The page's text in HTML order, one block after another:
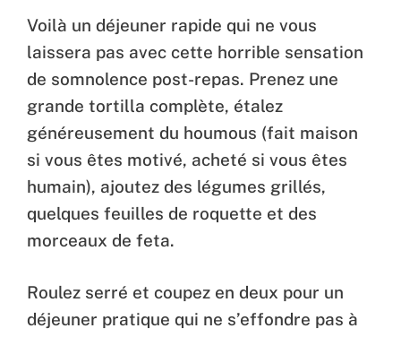
Voilà un déjeuner rapide qui ne vous
laissera pas avec cette horrible sensation
de somnolence post-repas. Prenez une
grande tortilla complète, étalez
généreusement du houmous (fait maison
si vous êtes motivé, acheté si vous êtes
humain), ajoutez des légumes grillés,
quelques feuilles de roquette et des
morceaux de feta.
Roulez serré et coupez en deux pour un
déjeuner pratique qui ne s’effondre pas à